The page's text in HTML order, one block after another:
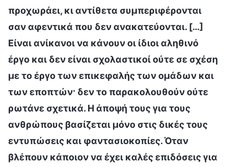
προχωράει, κι αντίθετα συμπεριφέρονται
σαν αφεντικά που δεν ανακατεύονται. […]
Είναι ανίκανοι να κάνουν οι ίδιοι αληθινό
έργο και δεν είναι σχολαστικοί ούτε σε σχέση
με το έργο των επικεφαλής των ομάδων και
των εποπτών· δεν το παρακολουθούν ούτε
ρωτάνε σχετικά. Η άποψή τους για τους
ανθρώπους βασίζεται μόνο στις δικές τους
εντυπώσεις και φαντασιοκοπίες. Όταν
βλέπουν κάποιον να έχει καλές επιδόσεις για